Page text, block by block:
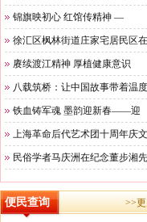
锦旗映初心 红馆传精神 —
徐汇区枫林街道庄家宅居民区在
赓续渡江精神 厚植健康意识
八载筑桥：让中国故事带着温度
铁血铸军魂 墨韵迎新春——迎
上海革命后代艺术团十周年庆文
民俗学者马庆洲在纪念董步湘先
便民查询 >>